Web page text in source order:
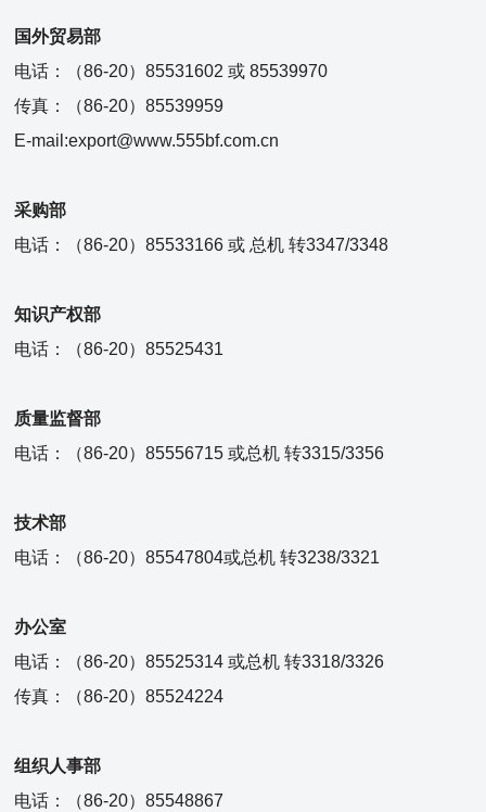
国外贸易部
电话：（86-20）85531602 或 85539970
传真：（86-20）85539959
E-mail:export@www.555bf.com.cn
采购部
电话：（86-20）85533166 或 总机 转3347/3348
知识产权部
电话：（86-20）85525431
质量监督部
电话：（86-20）85556715 或总机 转3315/3356
技术部
电话：（86-20）85547804或总机 转3238/3321
办公室
电话：（86-20）85525314 或总机 转3318/3326
传真：（86-20）85524224
组织人事部
电话：（86-20）85548867